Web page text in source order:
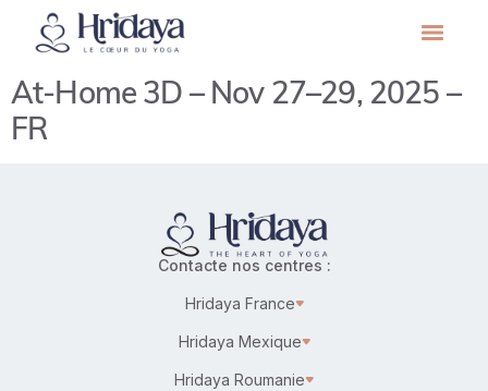
At-Home 3D – Nov 27–29, 2025 –
FR
Contacte nos centres :
Hridaya France
Hridaya Mexique
Hridaya Roumanie